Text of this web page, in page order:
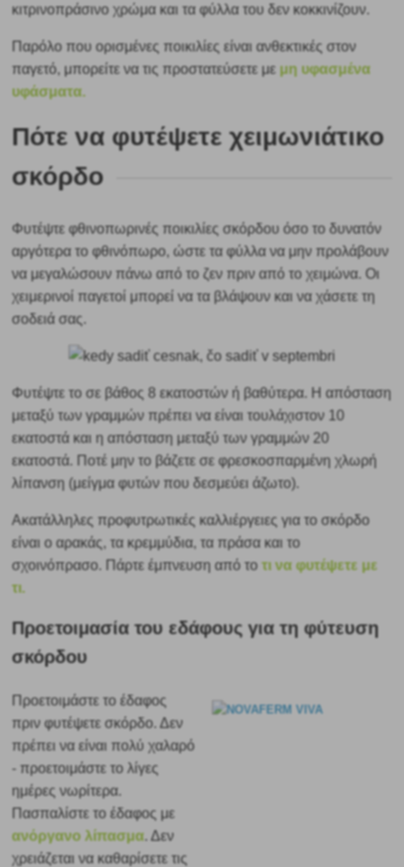
κιτρινοπράσινο χρώμα και τα φύλλα του δεν κοκκινίζουν.
Παρόλο που ορισμένες ποικιλίες είναι ανθεκτικές στον
παγετό, μπορείτε να τις προστατεύσετε μεμη υφασμένα
υφάσματα.
Πότε να φυτέψετε χειμωνιάτικο
σκόρδο
Φυτέψτε φθινοπωρινές ποικιλίες σκόρδου όσο το δυνατόν
αργότερα το φθινόπωρο, ώστε τα φύλλα να μην προλάβουν
να μεγαλώσουν πάνω από το ζεν πριν από το χειμώνα. Οι
χειμερινοί παγετοί μπορεί να τα βλάψουν και να χάσετε τη
σοδειά σας.
Φυτέψτε το σε βάθος 8 εκατοστών ή βαθύτερα. Η απόσταση
μεταξύ των γραμμών πρέπει να είναι τουλάχιστον 10
εκατοστά και η απόσταση μεταξύ των γραμμών 20
εκατοστά. Ποτέ μην το βάζετε σε φρεσκοσπαρμένη χλωρή
λίπανση (μείγμα φυτών που δεσμεύει άζωτο).
Ακατάλληλες προφυτρωτικές καλλιέργειες για το σκόρδο
είναι ο αρακάς, τα κρεμμύδια, τα πράσα και το
σχοινόπρασο. Πάρτε έμπνευση από τοτι να φυτέψετε με
τι.
Προετοιμασία του εδάφους για τη φύτευση
σκόρδου
Προετοιμάστε το έδαφος
πριν φυτέψετε σκόρδο. Δεν
πρέπει να είναι πολύ χαλαρό
- προετοιμάστε το λίγες
ημέρες νωρίτερα.
Πασπαλίστε το έδαφος με
ανόργανο λίπασμα. Δεν
χρειάζεται να καθαρίσετε τις